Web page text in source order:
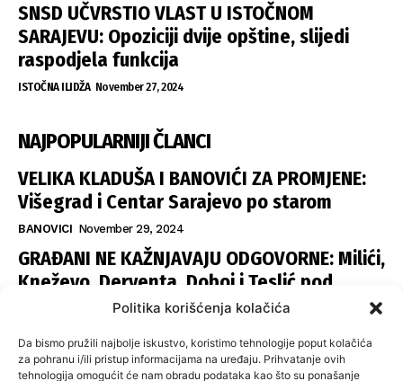
Politika korišćenja kolačića
Da bismo pružili najbolje iskustvo, koristimo tehnologije poput kolačića
za pohranu i/ili pristup informacijama na uređaju. Prihvatanje ovih
tehnologija omogućit će nam obradu podataka kao što su ponašanje
SNSD UČVRSTIO VLAST U ISTOČNOM
SARAJEVU: Opoziciji dvije opštine, slijedi
raspodjela funkcija
ISTOČNA ILIDŽA November 27, 2024
NAJPOPULARNIJI ČLANCI
VELIKA KLADUŠA I BANOVIĆI ZA PROMJENE:
Višegrad i Centar Sarajevo po starom
BANOVICI November 29, 2024
GRAĐANI NE KAŽNJAVAJU ODGOVORNE: Milići,
Kneževo, Derventa, Doboj i Teslić pod
šapom istih stranaka
SNSD UČVRSTIO VLAST U ISTOČNOM